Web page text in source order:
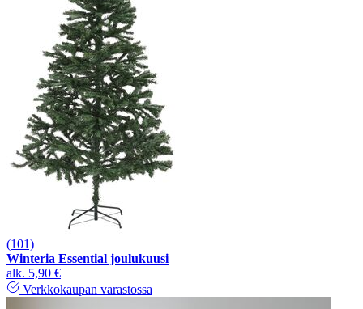
(101)
Winteria Essential joulukuusi
alk. 5,90 €
Verkkokaupan varastossa